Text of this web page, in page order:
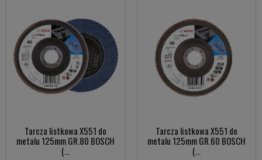
Tarcza listkowa X551 do
metalu 125mm GR.80 BOSCH
(...
Tarcza listkowa X551 do
metalu 125mm GR.60 BOSCH
(...